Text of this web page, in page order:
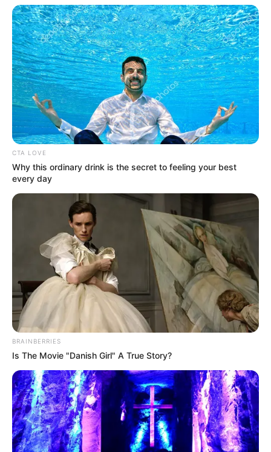
CTA LOVE
Why this ordinary drink is the secret to feeling your best
every day
BRAINBERRIES
Is The Movie "Danish Girl" A True Story?